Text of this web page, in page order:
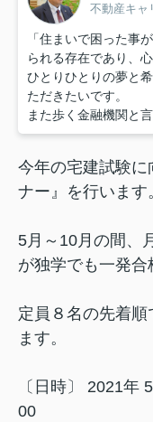
不動産キャ
「住まいで困った事
られる存在であり、
ひとりひとりの夢と
ただきたいです。
また歩く金融機関と
今年の宅建試験に
ナー』を行います
5月～10月の間、
が独学でも一発合
定員８名の先着順
ます。
〔日時〕 2021年
00